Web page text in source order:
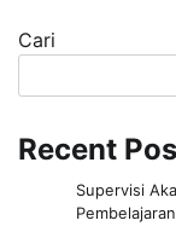
Cari
Recent
Supervisi